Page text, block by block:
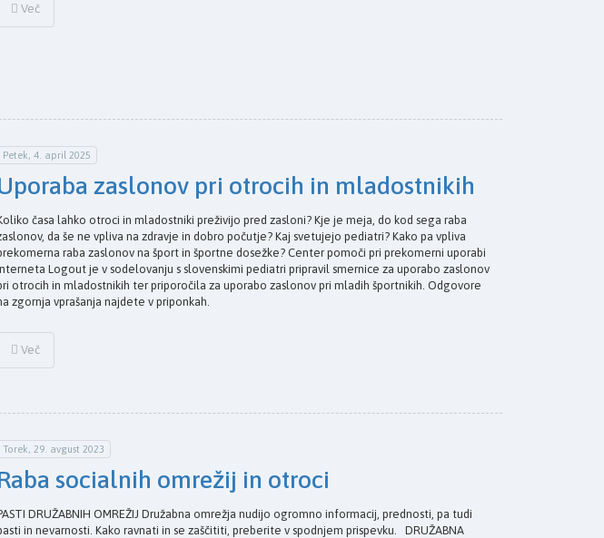
Več
Petek, 4. april 2025
zaslonov pri otrocih in mladostnikih
časa lahko otroci in mladostniki preživijo pred zasloni? Kje je meja, do kod sega raba
da še ne vpliva na zdravje in dobro počutje? Kaj svetujejo pediatri? Kako pa vpliva
raba zaslonov na šport in športne dosežke? Center pomoči pri prekomerni uporabi
Logout je v sodelovanju s slovenskimi pediatri pripravil smernice za uporabo zaslonov
otrocih in mladostnikih ter priporočila za uporabo zaslonov pri mladih športnikih. Odgovore
zgornja vprašanja najdete v priponkah.
Več
Torek, 29. avgust 2023
socialnih omrežij in otroci
DRUŽABNIH OMREŽIJ Družabna omrežja nudijo ogromno informacij, prednosti, pa tudi
in nevarnosti. Kako ravnati in se zaščititi, preberite v spodnjem prispevku. DRUŽABNA